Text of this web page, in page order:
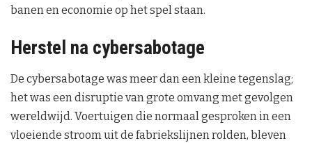
banen en economie op het spel staan.
Herstel na cybersabotage
De cybersabotage was meer dan een kleine tegenslag;
het was een disruptie van grote omvang met gevolgen
wereldwijd. Voertuigen die normaal gesproken in een
vloeiende stroom uit de fabriekslijnen rolden, bleven